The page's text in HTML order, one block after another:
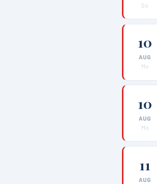
So
10
AUG
Mo
10
AUG
Mo
11
AUG